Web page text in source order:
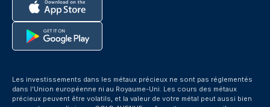
Les investissements dans les métaux précieux ne sont pas réglementés
dans l’Union européenne ni au Royaume-Uni. Les cours des métaux
précieux peuvent être volatils, et la valeur de votre métal peut aussi bien